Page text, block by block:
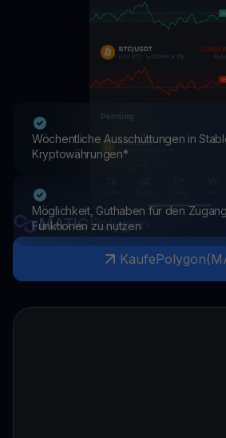
Wöchentliche Ausschüttungen in
Kryptowährungen*
Möglichkeit, Guthaben für den
Funktionen zu nutzen
MATICPolygon
KaufePolygon(